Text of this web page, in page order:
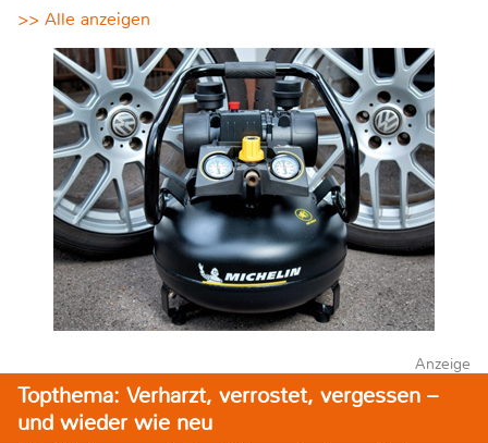
>> Alle anzeigen
Anzeige
Topthema: Verharzt, verrostet, vergessen –
und wieder wie neu